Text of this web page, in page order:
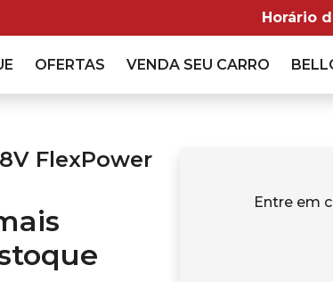
Horário
OFERTAS VENDA SEU CARRO
FlexPower
Entre em